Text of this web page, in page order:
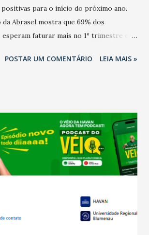
para o início do próximo ano.
Abrasel mostra que 69% dos
faturar mais no 1º trimestre de
deste ano, 56% também
de fim de ano e pelo pagamento do 13º
maior de trabalhadores, já que o
de desemprego dos anos recentes.
em novembro de 2025, 40% dos
operaram com lucro e outros 40%
financeiro. Já o percentual de
prejuízo ficou em 19%, pouco abaixo
anterior. Outros 1% não existiam em
a outubro, o faturamento também
POSTAR UM COMENTÁRIO LEIA MAIS »